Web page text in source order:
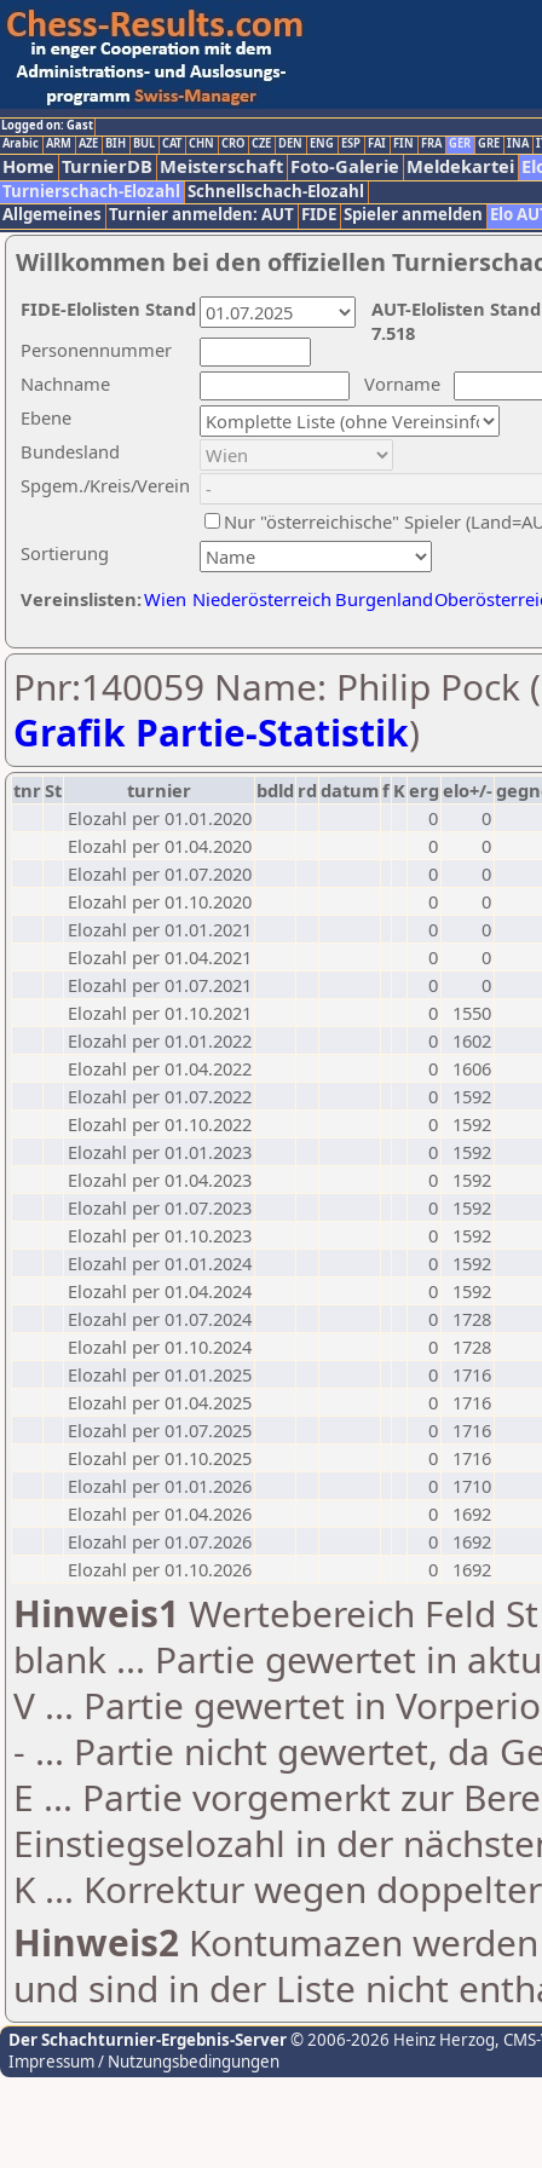
Logged on: Gast
Arabic ARM AZE BIH BUL CAT CHN CRO CZE DEN ENG ESP FAI FIN FRA GER GRE INA
Home TurnierDB Meisterschaft Foto-Galerie Meldekartei
Turnierschach-Elozahl Schnellschach-Elozahl
Allgemeines Turnier anmelden: AUT FIDE Spieler anmelden Elo
Willkommen bei den offiziellen
Nachname
Vorname
Ebene
Sortierung
Personennummer
Bundesland
Spgem./Kreis/Verein
Nur "österreichische" Spieler
Vereinslisten:Wien Niederösterreich Burgenland
AUT-Elolisten
7.518
FIDE-Elolisten Stand
Pnr:140059 Name: Philip Pock (
Grafik Partie-Statistik)
tnrSt turnier bdld rd datumf Kerg elo+/-
Elozahl per 01.01.2020
0
0
Elozahl per 01.04.2020
0
0
Elozahl per 01.07.2020
0
0
Elozahl per 01.10.2020
0
0
Elozahl per 01.01.2021
0
0
Elozahl per 01.04.2021
0
0
Elozahl per 01.07.2021
0
0
Elozahl per 01.10.2021
0
1550
Elozahl per 01.01.2022
0
1602
Elozahl per 01.04.2022
0
1606
Elozahl per 01.07.2022
0
1592
Elozahl per 01.10.2022
0
1592
Elozahl per 01.01.2023
0
1592
Elozahl per 01.04.2023
0
1592
Elozahl per 01.07.2023
0
1592
Elozahl per 01.10.2023
0
1592
Elozahl per 01.01.2024
0
1592
Elozahl per 01.04.2024
0
1592
Elozahl per 01.07.2024
0
1728
Elozahl per 01.10.2024
0
1728
Elozahl per 01.01.2025
0
1716
Elozahl per 01.04.2025
0
1716
Elozahl per 01.07.2025
0
1716
Elozahl per 01.10.2025
0
1716
Elozahl per 01.01.2026
0
1710
Elozahl per 01.04.2026
0
1692
Elozahl per 01.07.2026
0
1692
Elozahl per 01.10.2026
0 1692
Hinweis1 Wertebereich Feld
blank ... Partie gewertet in
V ... Partie gewertet in
- ... Partie nicht gewertet, da
E ... Partie vorgemerkt zur
Einstiegselozahl in der
K ... Korrektur wegen
Hinweis2 Kontumazen
und sind in der Liste nicht
Der Schachturnier-Ergebnis-Server© 2006-2026 Heinz Herzog,
Impressum / Nutzungsbedingungen